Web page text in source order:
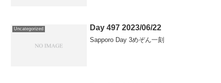
Uncategorized Day 497 2023/06/22
Sapporo Day 3めぞん一刻